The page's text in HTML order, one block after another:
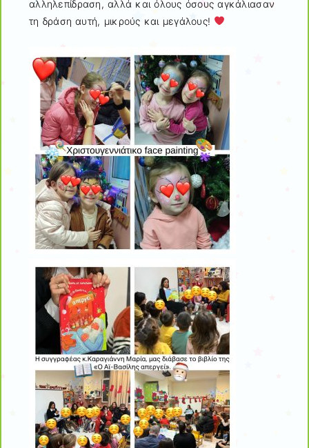
αλληλεπίδραση, αλλά και όλους όσους αγκάλιασαν
τη δράση αυτή, μικρούς και μεγάλους!